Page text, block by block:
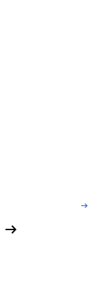
arrow_right_alt
arrow_right_alt